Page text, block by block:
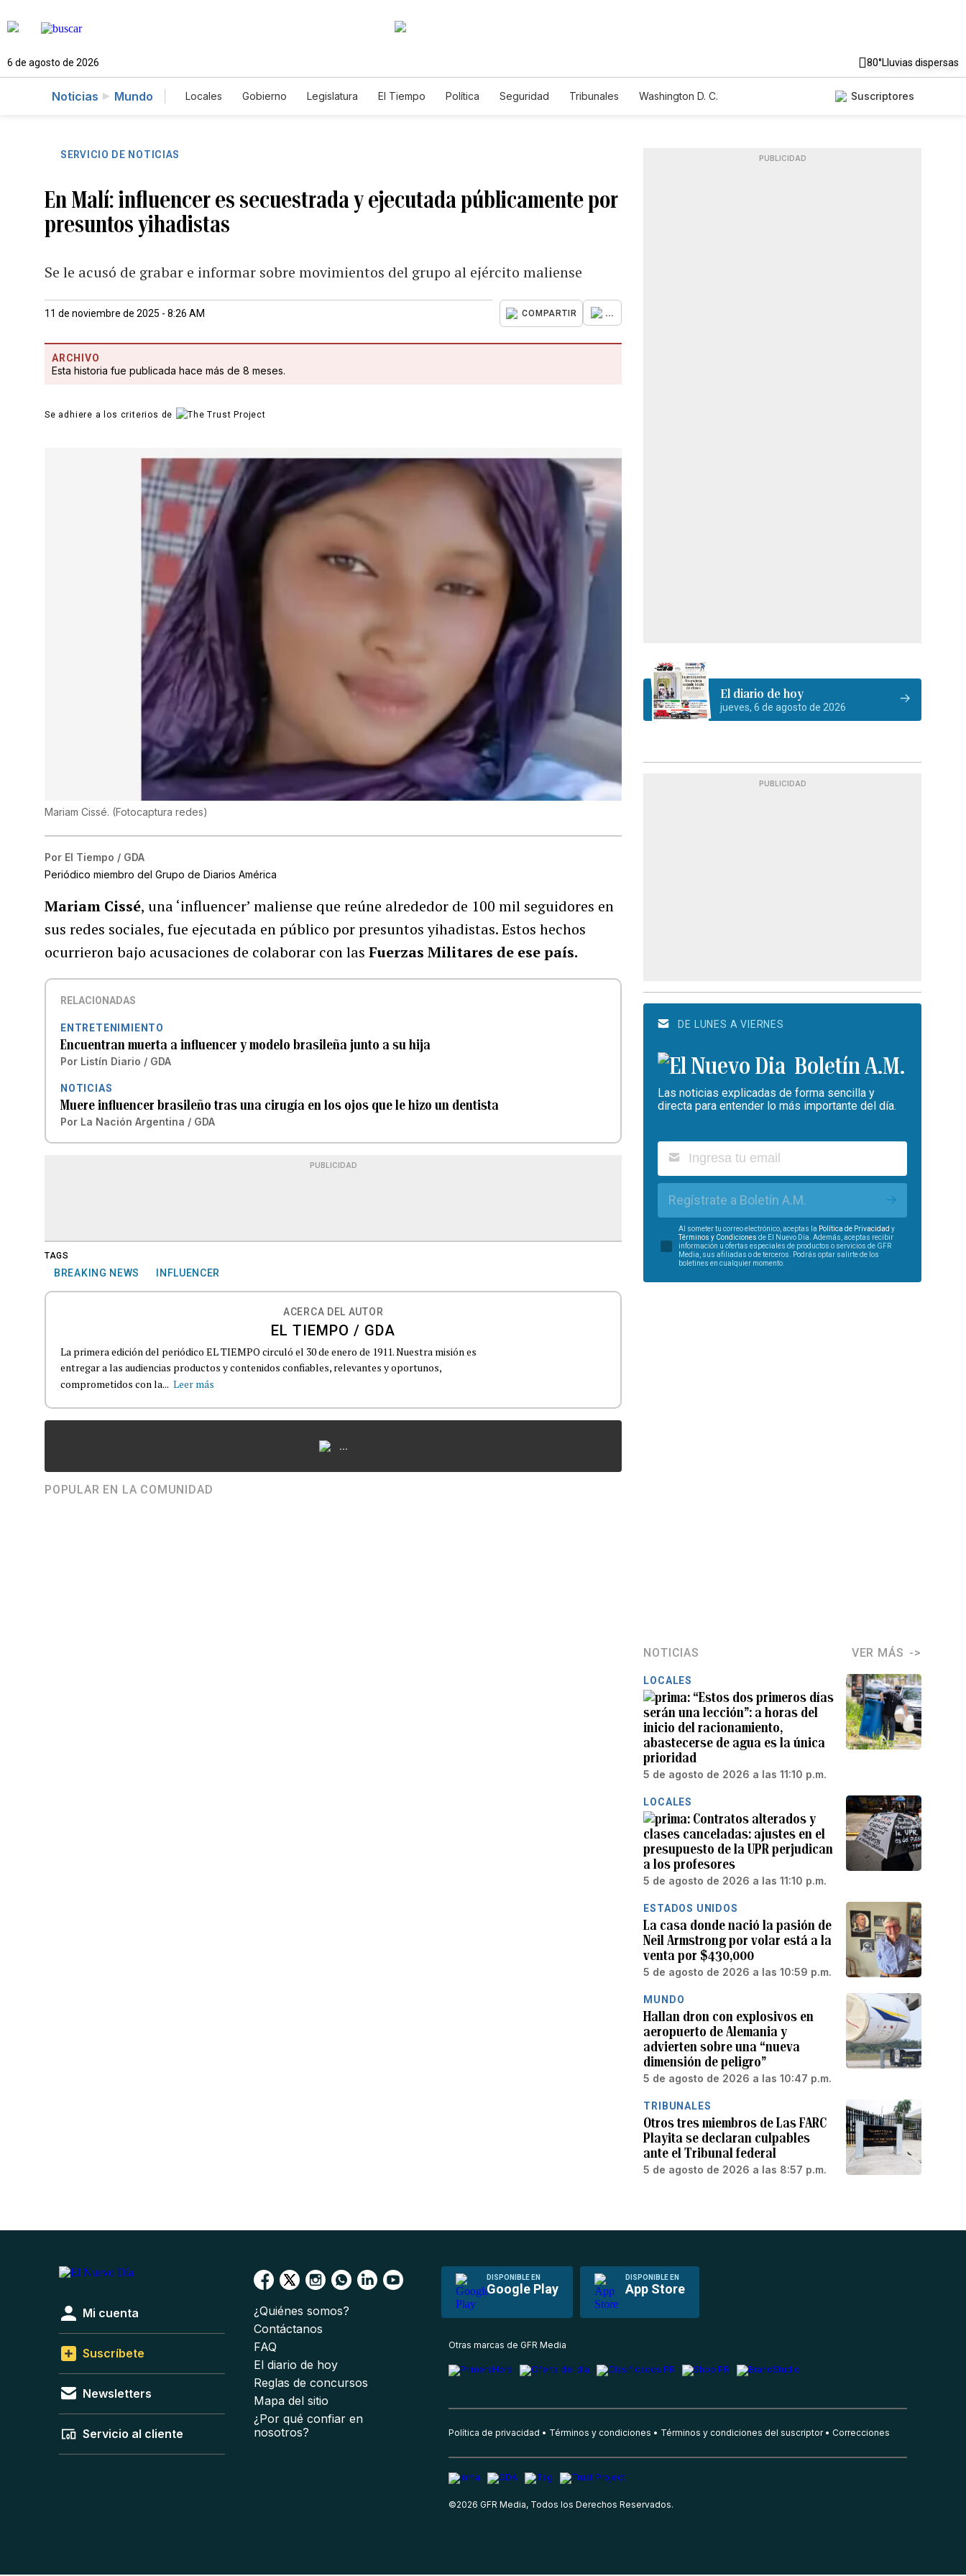
6 de agosto de 2026 80°Lluvias dispersas
Noticias Mundo Locales Gobierno Legislatura El Tiempo Política Seguridad Tribunales
Washington D. C.
Suscriptores
SERVICIO DE NOTICIAS
En Malí: influencer es secuestrada y ejecutada públicamente por
presuntos yihadistas
Se le acusó de grabar e informar sobre movimientos del grupo al ejército maliense
11 de noviembre de 2025 - 8:26 AM COMPARTIR ...
ARCHIVO
Esta historia fue publicada hace más de 8 meses.
Se adhiere a los criterios de
Mariam Cissé. (Fotocaptura redes)
Por El Tiempo / GDA
Periódico miembro del Grupo de Diarios América
Mariam Cissé, una ‘influencer’ maliense que reúne alrededor de 100 mil seguidores en
sus redes sociales, fue ejecutada en público por presuntos yihadistas. Estos hechos
ocurrieron bajo acusaciones de colaborar con lasFuerzas Militares de ese país.
RELACIONADAS
ENTRETENIMIENTO
Encuentran muerta a influencer y modelo brasileña junto a su hija
Por Listín Diario / GDA
NOTICIAS
Muere influencer brasileño tras una cirugía en los ojos que le hizo un dentista
Por La Nación Argentina / GDA
PUBLICIDAD
TAGS
BREAKING NEWS INFLUENCER
ACERCA DEL AUTOR
EL TIEMPO / GDA
La primera edición del periódico EL TIEMPO circuló el 30 de enero de 1911. Nuestra misión es
entregar a las audiencias productos y contenidos confiables, relevantes y oportunos,
comprometidos con la... Leer más
...
POPULAR EN LA COMUNIDAD
PUBLICIDAD
El diario de hoy
jueves, 6 de agosto de 2026
PUBLICIDAD
DE LUNES A VIERNES
Boletín A.M.
Las noticias explicadas de forma sencilla y
directa para entender lo más importante del día.
Regístrate a Boletín A.M.
Al someter tu correo electrónico, aceptas la Política de Privacidad y
Términos y Condiciones de El Nuevo Día. Además, aceptas recibir
información u ofertas especiales de productos o servicios de GFR
Media, sus afiliadas o de terceros. Podrás optar salirte de los
boletines en cualquier momento.
NOTICIAS VER MÁS
LOCALES
“Estos dos primeros días
serán una lección”: a horas del
inicio del racionamiento,
abastecerse de agua es la única
prioridad
5 de agosto de 2026 a las 11:10 p.m.
LOCALES
Contratos alterados y
clases canceladas: ajustes en el
presupuesto de la UPR perjudican
a los profesores
5 de agosto de 2026 a las 11:10 p.m.
ESTADOS UNIDOS
La casa donde nació la pasión de
Neil Armstrong por volar está a la
venta por $430,000
5 de agosto de 2026 a las 10:59 p.m.
MUNDO
Hallan dron con explosivos en
aeropuerto de Alemania y
advierten sobre una “nueva
dimensión de peligro”
5 de agosto de 2026 a las 10:47 p.m.
TRIBUNALES
Otros tres miembros de Las FARC
Playita se declaran culpables
ante el Tribunal federal
5 de agosto de 2026 a las 8:57 p.m.
DISPONIBLE EN
Google Play
DISPONIBLE EN
App Store
Mi cuenta
Suscríbete
Newsletters
Servicio al cliente
¿Quiénes somos?
Contáctanos
FAQ
El diario de hoy
Reglas de concursos
Mapa del sitio
¿Por qué confiar en
nosotros?
Otras marcas de GFR Media
Política de privacidad Términos y condiciones Términos y condiciones del suscriptor Correcciones
©2026 GFR Media, Todos los Derechos Reservados.